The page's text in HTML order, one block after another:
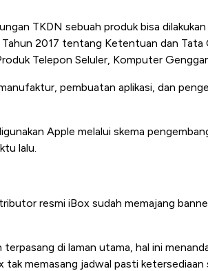
TKDN sebuah produk bisa
2017 tentang Ketentuan dan Tata
Telepon Seluler, Komputer
pembuatan aplikasi, dan
Apple melalui skema
lalu.
resmi iBox sudah memajang
terpasang di laman utama, hal ini
memasang jadwal pasti ketersediaan